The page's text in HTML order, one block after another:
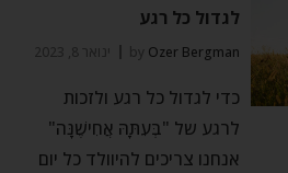
לגדול כל רגע
by Ozer Bergman ינואר 8, 2023
כדי לגדול כל רגע ולזכות
לרגע של "בְּעִתָּהּ אֲחִישֶׁנָּה"
אנחנו צריכים להיוולד כל יום